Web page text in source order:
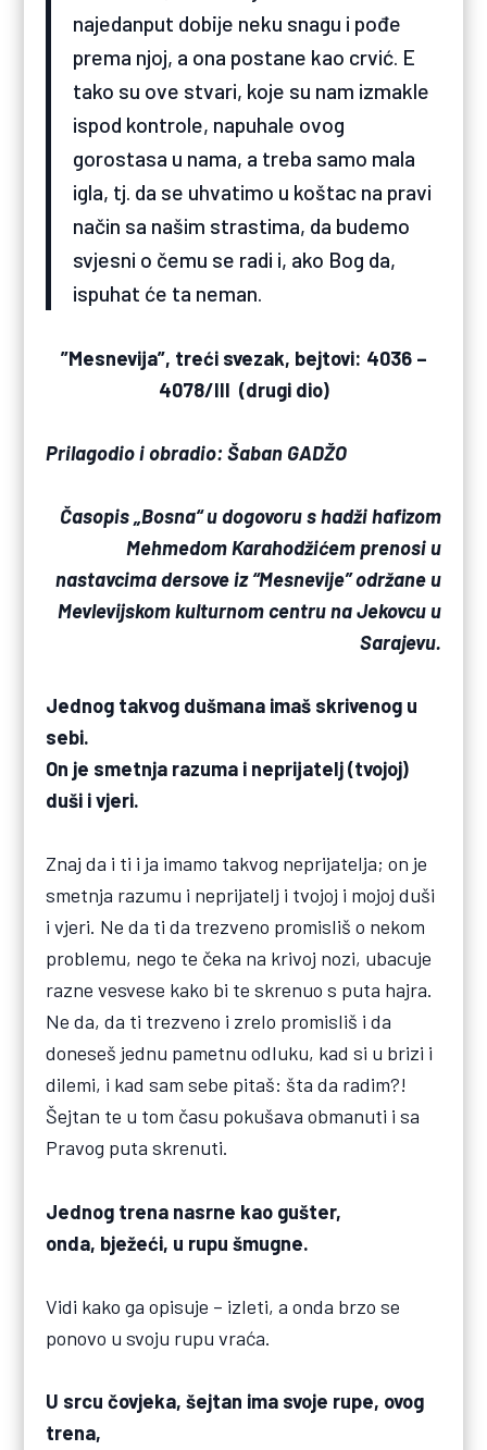
najedanput dobije neku snagu i pođe
prema njoj, a ona postane kao crvić. E
tako su ove stvari, koje su nam izmakle
ispod kontrole, napuhale ovog
gorostasa u nama, a treba samo mala
igla, tj. da se uhvatimo u koštac na pravi
način sa našim strastima, da budemo
svjesni o čemu se radi i, ako Bog da,
ispuhat će ta neman.
”Mesnevija”, treći svezak, bejtovi: 4036 –
4078/III (drugi dio)
Prilagodio i obradio: Šaban GADŽO
Časopis „Bosna“ u dogovoru s hadži hafizom
Mehmedom Karahodžićem prenosi u
nastavcima dersove iz “Mesnevije” održane u
Mevlevijskom kulturnom centru na Jekovcu u
Sarajevu.
Jednog takvog dušmana imaš skrivenog u
sebi.
On je smetnja razuma i neprijatelj (tvojoj)
duši i vjeri.
Znaj da i ti i ja imamo takvog neprijatelja; on je
smetnja razumu i neprijatelj i tvojoj i mojoj duši
i vjeri. Ne da ti da trezveno promisliš o nekom
problemu, nego te čeka na krivoj nozi, ubacuje
razne vesvese kako bi te skrenuo s puta hajra.
Ne da, da ti trezveno i zrelo promisliš i da
doneseš jednu pametnu odluku, kad si u brizi i
dilemi, i kad sam sebe pitaš: šta da radim?!
Šejtan te u tom času pokušava obmanuti i sa
Pravog puta skrenuti.
Jednog trena nasrne kao gušter,
onda, bježeći, u rupu šmugne.
Vidi kako ga opisuje – izleti, a onda brzo se
ponovo u svoju rupu vraća.
U srcu čovjeka, šejtan ima svoje rupe, ovog
trena,